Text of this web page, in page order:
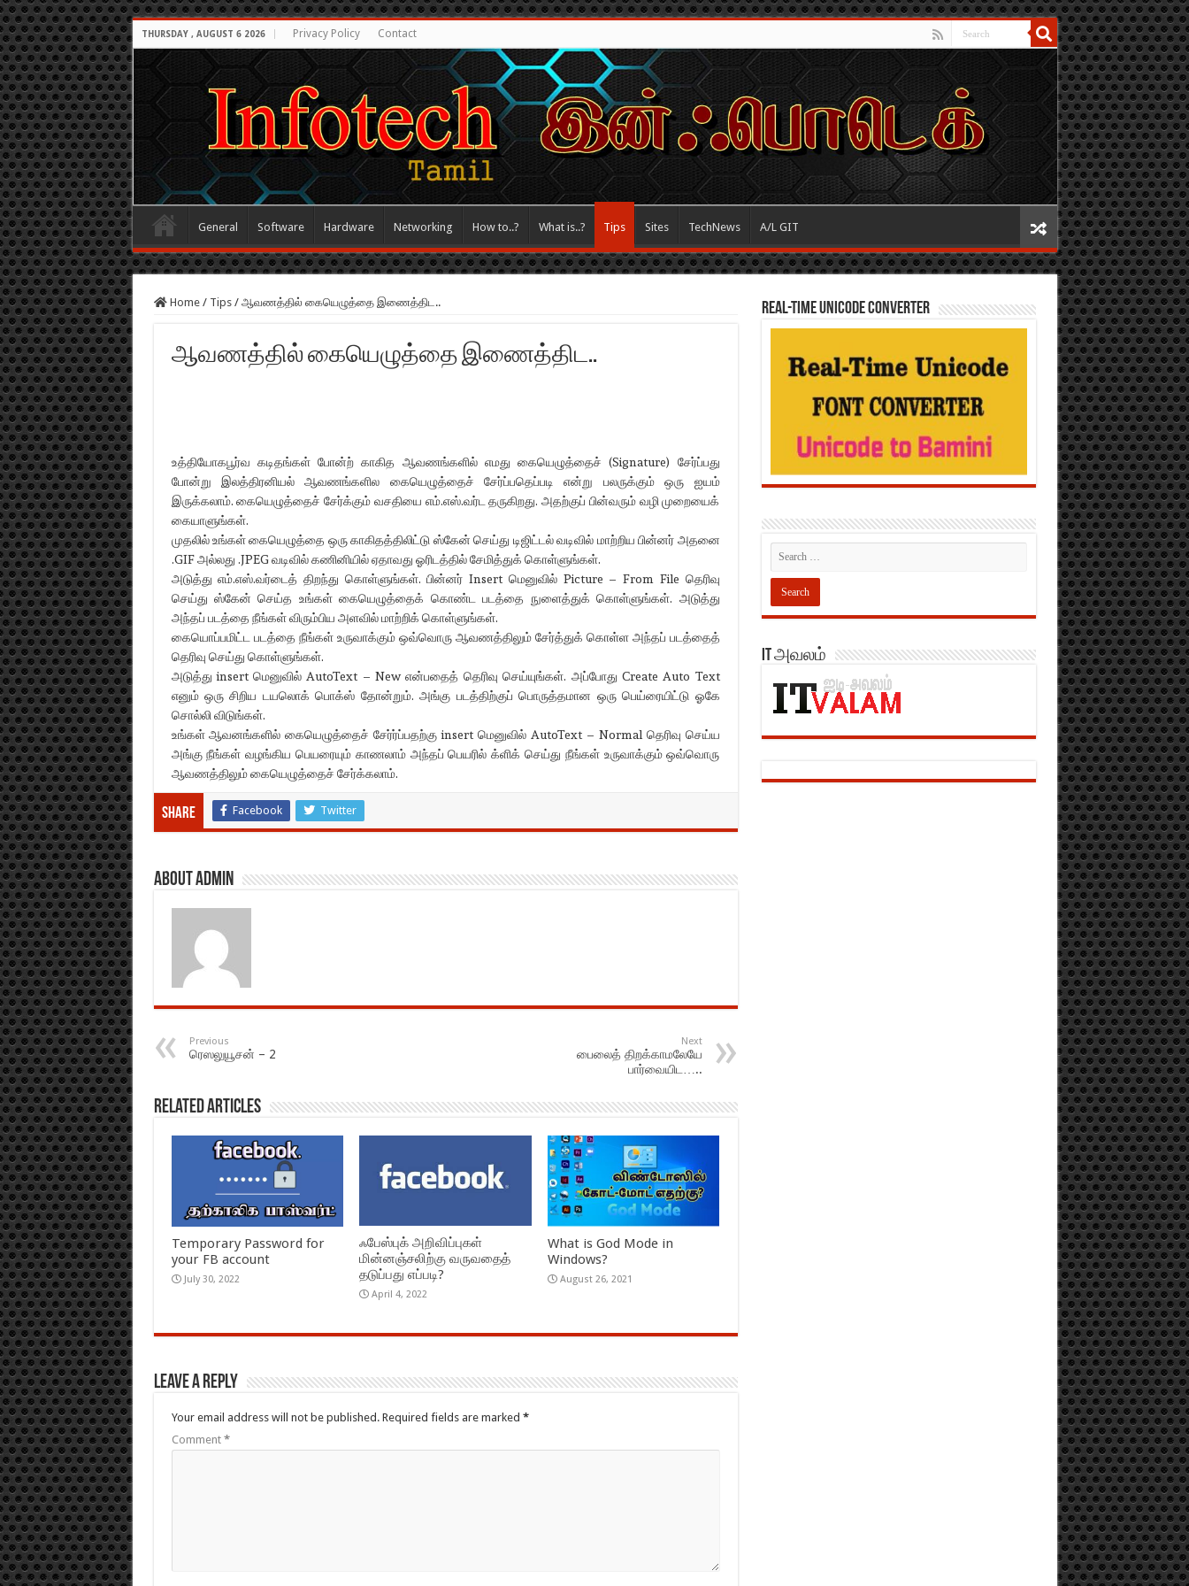
THURSDAY , AUGUST 6 2026 Privacy Policy Contact
General Software Hardware Networking How to..? What is..? Tips Sites TechNews A/L GIT
Home / Tips / ஆவணத்தில் கையெழுத்தை இணைத்திட..
ஆவணத்தில் கையெழுத்தை இணைத்திட..
உத்தியோகபூர்வ கடிதங்கள் போன்ற் காகித ஆவணங்களில் எமது கையெழுத்தைச் (Signature) சேர்ப்பது
போன்று இலத்திரனியல் ஆவணங்களில கையெழுத்தைச் சேர்ப்பதெப்படி என்று பலருக்கும் ஒரு ஐயம்
இருக்கலாம். கையெழுத்தைச் சேர்க்கும் வசதியை எம்.எஸ்.வர்ட தருகிறது. அதற்குப் பின்வரும் வழி முறையைக்
கையாளுங்கள்.
முதலில் உங்கள் கையெழுத்தை ஒரு காகிதத்திலிட்டு ஸ்கேன் செய்து டிஜிட்டல் வடிவில் மாற்றிய பின்னர் அதனை
.GIF அல்லது .JPEG வடிவில் கணினியில் ஏதாவது ஓரிடத்தில் சேமித்துக் கொள்ளுங்கள்.
அடுத்து எம்.எஸ்.வர்டைத் திறந்து கொள்ளுங்கள். பின்னர் Insert மெனுவில் Picture – From File தெரிவு
செய்து ஸ்கேன் செய்த உங்கள் கையெழுத்தைக் கொண்ட படத்தை நுளைத்துக் கொள்ளுங்கள். அடுத்து
அந்தப் படத்தை நீங்கள் விரும்பிய அளவில் மாற்றிக் கொள்ளுங்கள்.
கையொப்பமிட்ட படத்தை நீங்கள் உருவாக்கும் ஒவ்வொரு ஆவணத்திலும் சேர்த்துக் கொள்ள அந்தப் படத்தைத்
தெரிவு செய்து கொள்ளுங்கள்.
அடுத்து insert மெனுவில் AutoText – New என்பதைத் தெரிவு செய்யுங்கள். அப்போது Create Auto Text
எனும் ஒரு சிறிய டயலொக் பொக்ஸ் தோன்றும். அங்கு படத்திற்குப் பொருத்தமான ஒரு பெய்ரையிட்டு ஓகே
சொல்லி விடுங்கள்.
உங்கள் ஆவனங்களில் கையெழுத்தைச் சேர்ர்ப்பதற்கு insert மெனுவில் AutoText – Normal தெரிவு செய்ய
அங்கு நீங்கள் வழங்கிய பெயரையும் காணலாம் அந்தப் பெயரில் க்ளிக் செய்து நீங்கள் உருவாக்கும் ஒவ்வொரு
ஆவணத்திலும் கையெழுத்தைச் சேர்க்கலாம்.
Share Facebook Twitter
About admin
Previous
ரெஸலுயூசன் – 2
Next
பைலைத் திறக்காமலேயே
பார்வையிட…..
Related Articles
Temporary Password for
your FB account
July 30, 2022
ஃபேஸ்புக் அறிவிப்புகள்
மின்னஞ்சலிற்கு வருவதைத்
தடுப்பது எப்படி?
April 4, 2022
What is God Mode in
Windows?
August 26, 2021
Leave a Reply
Your email address will not be published. Required fields are marked *
Comment *
REAL-TIME UNICODE CONVERTER
IT அவலம்